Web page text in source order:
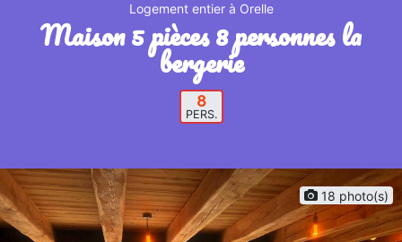
Logement entier à Orelle
maison 5 pièces 8 personnes la
bergerie
8
PERS.
18 photo(s)